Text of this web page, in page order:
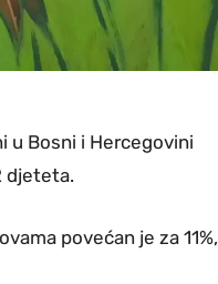
u Bosni i Hercegovini
djeteta.
povećan je za 11%,